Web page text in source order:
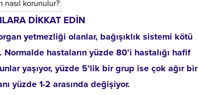
DİKKAT EDİN
yetmezliği olanlar, bağışıklık sistemi kötü
hastaların yüzde 80’i hastalığı hafif
yaşıyor, yüzde 5’lik bir grup ise çok ağır bir
yüzde 1-2 arasında değişiyor.